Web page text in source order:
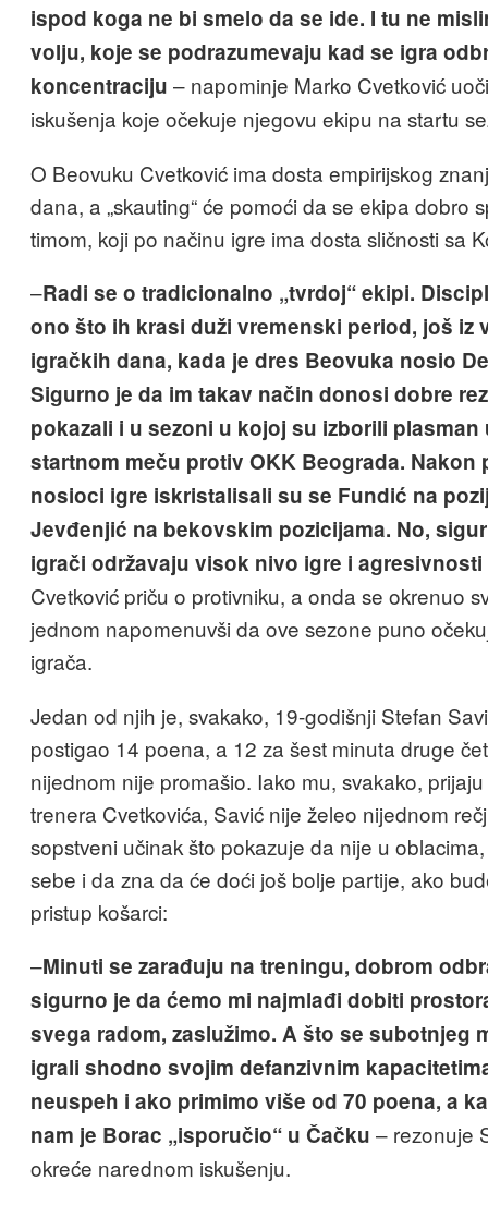
ispod koga ne bi smelo da se ide. I tu ne
volju, koje se podrazumevaju kad se igra
koncentraciju – napominje Marko Cvetković
iskušenja koje očekuje njegovu ekipu na startu
O Beovuku Cvetković ima dosta empirijskog
dana, a „skauting“ će pomoći da se ekipa dobro
timom, koji po načinu igre ima dosta sličnosti sa
–Radi se o tradicionalno „tvrdoj“ ekipi.
ono što ih krasi duži vremenski period, još iz
igračkih dana, kada je dres Beovuka nosio
Sigurno je da im takav način donosi dobre
pokazali i u sezoni u kojoj su izborili plasman
startnom meču protiv OKK Beograda. Nakon
nosioci igre iskristalisali su se Fundić na
Jevđenjić na bekovskim pozicijama. No,
igrači održavaju visok nivo igre i agresivnosti
Cvetković priču o protivniku, a onda se okrenuo
jednom napomenuvši da ove sezone puno
igrača.
Jedan od njih je, svakako, 19-godišnji Stefan
postigao 14 poena, a 12 za šest minuta druge
nijednom nije promašio. Iako mu, svakako,
trenera Cvetkovića, Savić nije želeo nijednom
sopstveni učinak što pokazuje da nije u
sebe i da zna da će doći još bolje partije, ako
pristup košarci:
–Minuti se zarađuju na treningu, dobrom
sigurno je da ćemo mi najmlađi dobiti
svega radom, zaslužimo. A što se subotnjeg
igrali shodno svojim defanzivnim
neuspeh i ako primimo više od 70 poena, a
nam je Borac „isporučio“ u Čačku – rezonuje
okreće narednom iskušenju.